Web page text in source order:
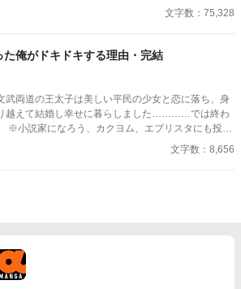
ェリクスに付き従い、王子の「真実の愛」とされる
ァレットを囲む騒動が広がり、セリーヌはさらに心
消を申し出る。
文字数：75,328
た俺がドキドキする理由・完結
武両道の王太子は美しい平民の少女と恋に落ち、身
越えて結婚し幸せに暮らしました…………では終わ
。 ※朗読動画の無断配信も禁止します。 ※表紙素
文字数：8,656